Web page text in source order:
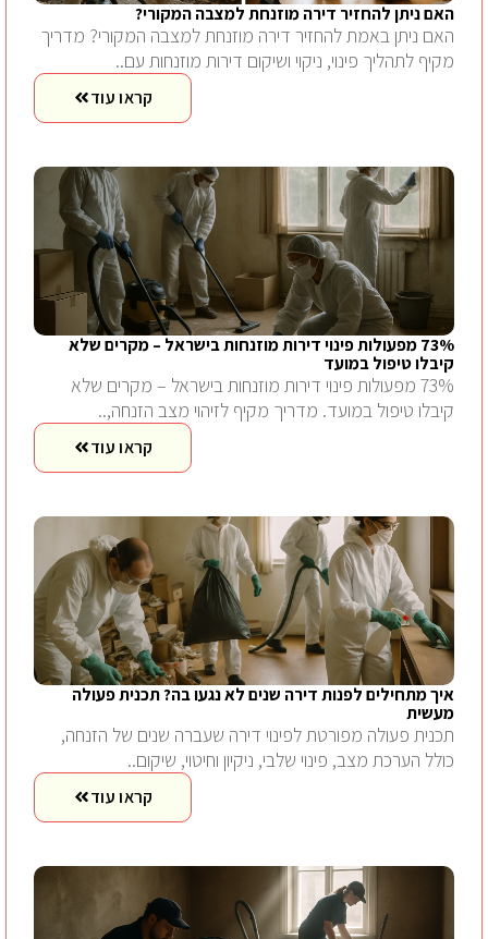
האם ניתן להחזיר דירה מוזנחת למצבה המקורי?
האם ניתן באמת להחזיר דירה מוזנחת למצבה המקורי? מדריך
מקיף לתהליך פינוי, ניקוי ושיקום דירות מוזנחות עם..
קראו עוד
73% מפעולות פינוי דירות מוזנחות בישראל – מקרים שלא
קיבלו טיפול במועד
73% מפעולות פינוי דירות מוזנחות בישראל – מקרים שלא
קיבלו טיפול במועד. מדריך מקיף לזיהוי מצב הזנחה,..
קראו עוד
איך מתחילים לפנות דירה שנים לא נגעו בה? תכנית פעולה
מעשית
תכנית פעולה מפורטת לפינוי דירה שעברה שנים של הזנחה,
כולל הערכת מצב, פינוי שלבי, ניקיון וחיטוי, שיקום..
קראו עוד